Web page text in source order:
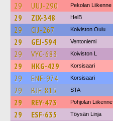
29 UUJ-290 Pekolan Liikenne
29 ZIX-348 HelB
29 CIJ-267 Koiviston Oulu
29 GEJ-594 Ventoniemi
29 VYC-683 Koiviston L
29 HKG-429 Korsisaari
29 ENF-974 Korsisaari
29 BJF-815 STA
29 REY-473 Pohjolan Liikenne
29 ESF-635 Töysän Linja